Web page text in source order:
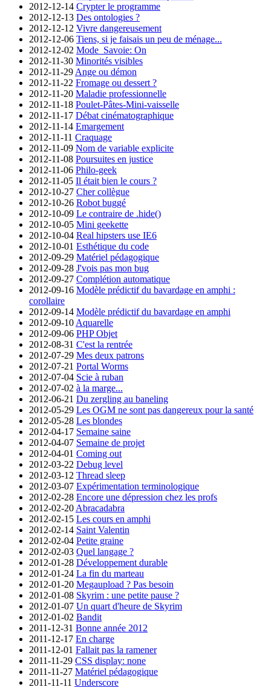
2012-12-14 Crypter le programme
2012-12-13 Des ontologies ?
2012-12-12 Vivre dangereusement
2012-12-06 Tiens, si je faisais un peu de ménage...
2012-12-02 Mode_Savoie: On
2012-11-30 Minorités visibles
2012-11-29 Ange ou démon
2012-11-22 Fromage ou dessert ?
2012-11-20 Maladie professionnelle
2012-11-18 Poulet-Pâtes-Mini-vaisselle
2012-11-17 Débat cinématographique
2012-11-14 Emargement
2012-11-11 Craquage
2012-11-09 Nom de variable explicite
2012-11-08 Poursuites en justice
2012-11-06 Philo-geek
2012-11-05 Il était bien le cours ?
2012-10-27 Cher collègue
2012-10-26 Robot buggé
2012-10-09 Le contraire de .hide()
2012-10-05 Mini geekette
2012-10-04 Real hipsters use IE6
2012-10-01 Esthétique du code
2012-09-29 Matériel pédagogique
2012-09-28 J'vois pas mon bug
2012-09-27 Complétion automatique
2012-09-16 Modèle prédictif du bavardage en amphi :
corollaire
2012-09-14 Modèle prédictif du bavardage en amphi
2012-09-10 Aquarelle
2012-09-06 PHP Objet
2012-08-31 C'est la rentrée
2012-07-29 Mes deux patrons
2012-07-21 Portal Worms
2012-07-04 Scie à ruban
2012-07-02 à la marge...
2012-06-21 Du zergling au baneling
2012-05-29 Les OGM ne sont pas dangereux pour la santé
2012-05-28 Les blondes
2012-04-17 Semaine saine
2012-04-07 Semaine de projet
2012-04-01 Coming out
2012-03-22 Debug level
2012-03-12 Thread sleep
2012-03-07 Expérimentation terminologique
2012-02-28 Encore une dépression chez les profs
2012-02-20 Abracadabra
2012-02-15 Les cours en amphi
2012-02-14 Saint Valentin
2012-02-04 Petite graine
2012-02-03 Quel langage ?
2012-01-28 Développement durable
2012-01-24 La fin du marteau
2012-01-20 Megaupload ? Pas besoin
2012-01-08 Skyrim : une petite pause ?
2012-01-07 Un quart d'heure de Skyrim
2012-01-02 Bandit
2011-12-31 Bonne année 2012
2011-12-17 En charge
2011-12-01 Fallait pas la ramener
2011-11-29 CSS display: none
2011-11-27 Matériel pédagogique
2011-11-11 Underscore